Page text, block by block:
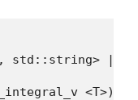
std::string> ||
<T>) {